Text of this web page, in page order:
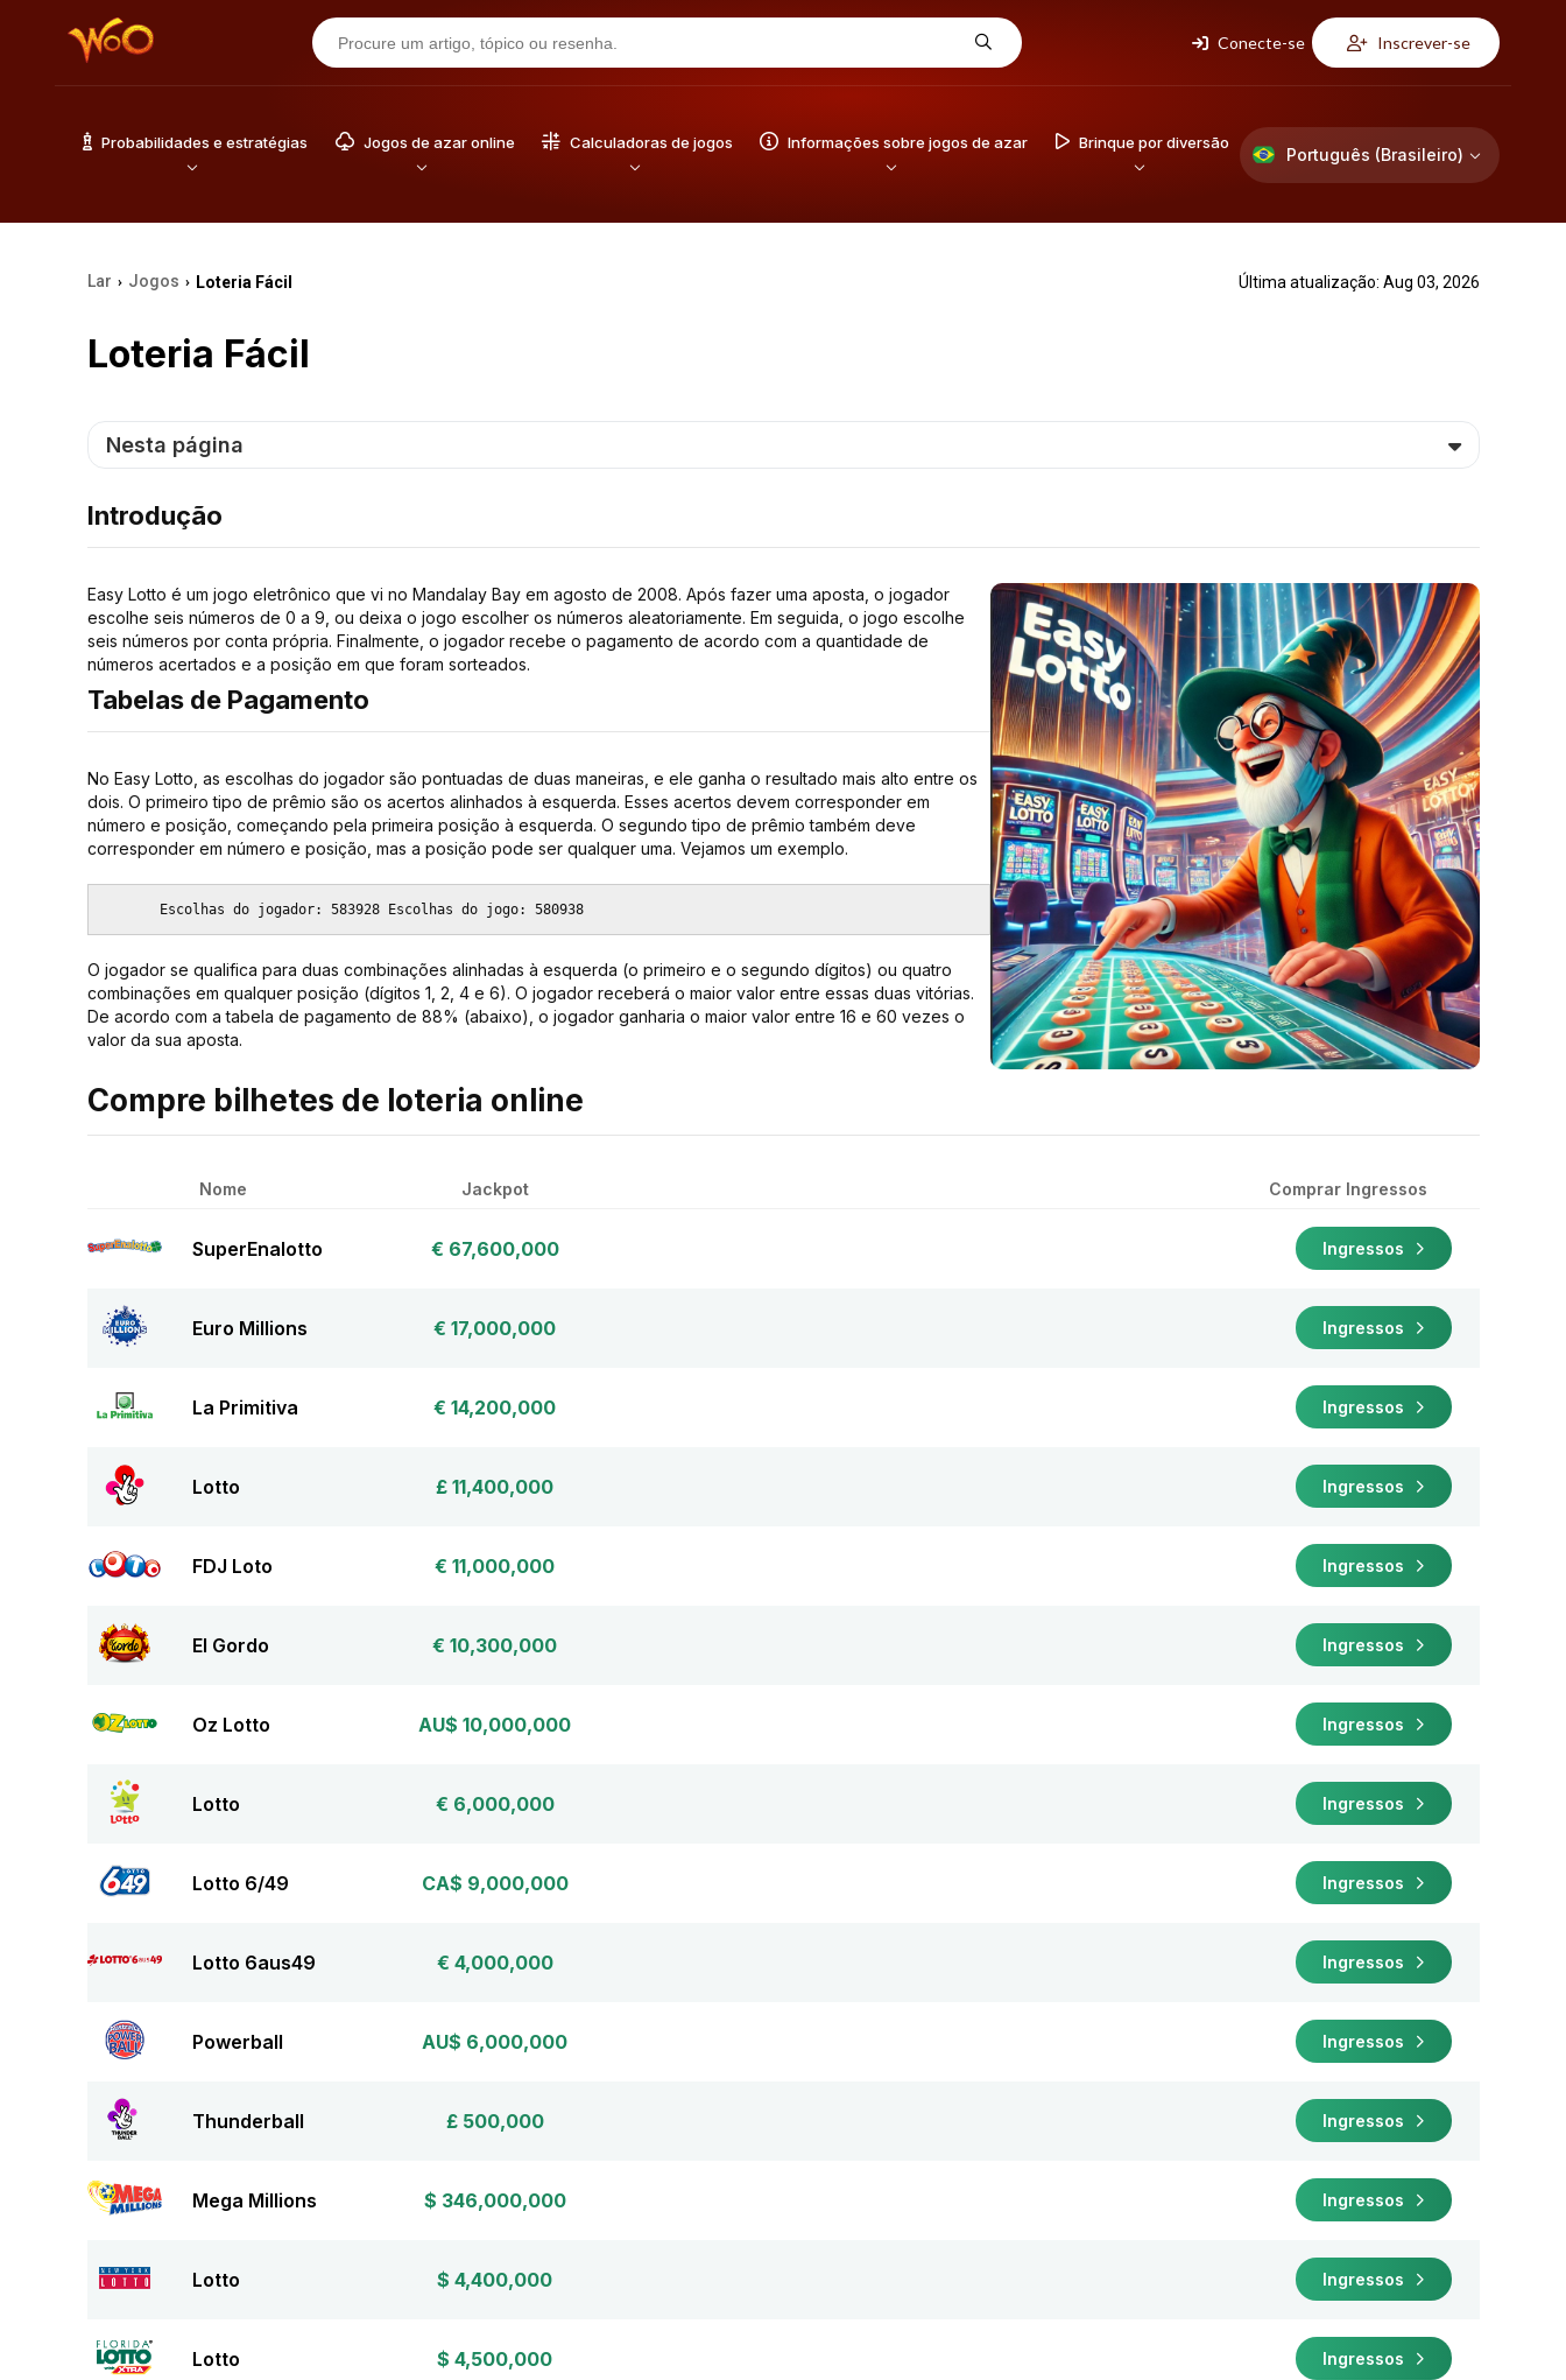
Conecte-se Inscrever-se
Probabilidades e estratégias Jogos de azar online Calculadoras de jogos Informações sobre jogos de azar Brinque por diversão
Português (Brasileiro)
Lar › Jogos › Loteria Fácil Última atualização: Aug 03, 2026
Loteria Fácil
Nesta página
Introdução
Easy Lotto é um jogo eletrônico que vi no Mandalay Bay em agosto de 2008. Após fazer uma aposta, o jogador
escolhe seis números de 0 a 9, ou deixa o jogo escolher os números aleatoriamente. Em seguida, o jogo escolhe
seis números por conta própria. Finalmente, o jogador recebe o pagamento de acordo com a quantidade de
números acertados e a posição em que foram sorteados.
Tabelas de Pagamento
No Easy Lotto, as escolhas do jogador são pontuadas de duas maneiras, e ele ganha o resultado mais alto entre os
dois. O primeiro tipo de prêmio são os acertos alinhados à esquerda. Esses acertos devem corresponder em
número e posição, começando pela primeira posição à esquerda. O segundo tipo de prêmio também deve
corresponder em número e posição, mas a posição pode ser qualquer uma. Vejamos um exemplo.
       Escolhas do jogador: 583928 Escolhas do jogo: 580938
O jogador se qualifica para duas combinações alinhadas à esquerda (o primeiro e o segundo dígitos) ou quatro
combinações em qualquer posição (dígitos 1, 2, 4 e 6). O jogador receberá o maior valor entre essas duas vitórias.
De acordo com a tabela de pagamento de 88% (abaixo), o jogador ganharia o maior valor entre 16 e 60 vezes o
valor da sua aposta.
Compre bilhetes de loteria online
Nome Jackpot Comprar Ingressos
SuperEnalotto € 67,600,000 Ingressos
Euro Millions € 17,000,000 Ingressos
La Primitiva € 14,200,000 Ingressos
Lotto £ 11,400,000 Ingressos
FDJ Loto € 11,000,000 Ingressos
El Gordo € 10,300,000 Ingressos
Oz Lotto AU$ 10,000,000 Ingressos
Lotto € 6,000,000 Ingressos
Lotto 6/49 CA$ 9,000,000 Ingressos
Lotto 6aus49 € 4,000,000 Ingressos
Powerball AU$ 6,000,000 Ingressos
Thunderball £ 500,000 Ingressos
Mega Millions $ 346,000,000 Ingressos
Lotto $ 4,400,000 Ingressos
Lotto $ 4,500,000 Ingressos